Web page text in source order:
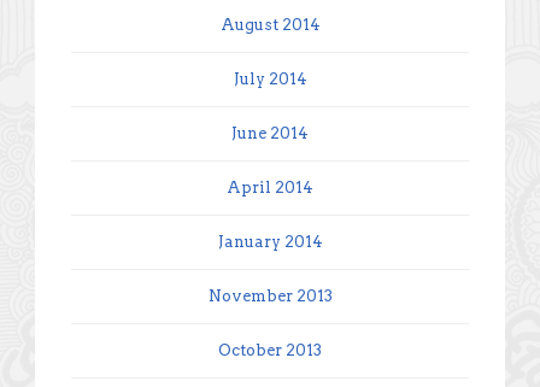
August 2014
July 2014
June 2014
April 2014
January 2014
November 2013
October 2013